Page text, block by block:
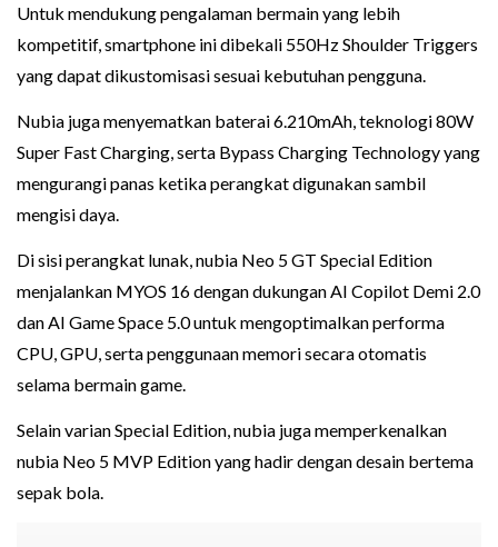
Untuk mendukung pengalaman bermain yang lebih
kompetitif, smartphone ini dibekali 550Hz Shoulder Triggers
yang dapat dikustomisasi sesuai kebutuhan pengguna.
Nubia juga menyematkan baterai 6.210mAh, teknologi 80W
Super Fast Charging, serta Bypass Charging Technology yang
mengurangi panas ketika perangkat digunakan sambil
mengisi daya.
Di sisi perangkat lunak, nubia Neo 5 GT Special Edition
menjalankan MYOS 16 dengan dukungan AI Copilot Demi 2.0
dan AI Game Space 5.0 untuk mengoptimalkan performa
CPU, GPU, serta penggunaan memori secara otomatis
selama bermain game.
Selain varian Special Edition, nubia juga memperkenalkan
nubia Neo 5 MVP Edition yang hadir dengan desain bertema
sepak bola.